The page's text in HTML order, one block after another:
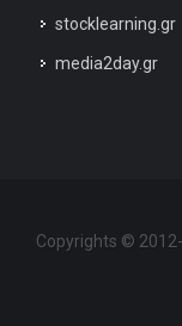
stocklearning.gr
media2day.gr
Copyrights ©